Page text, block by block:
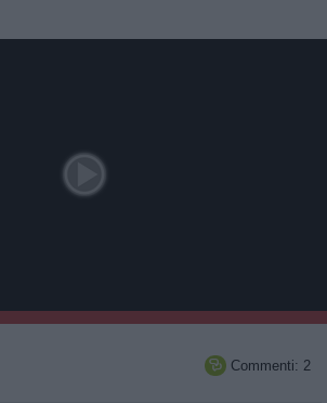
 Commenti: 2